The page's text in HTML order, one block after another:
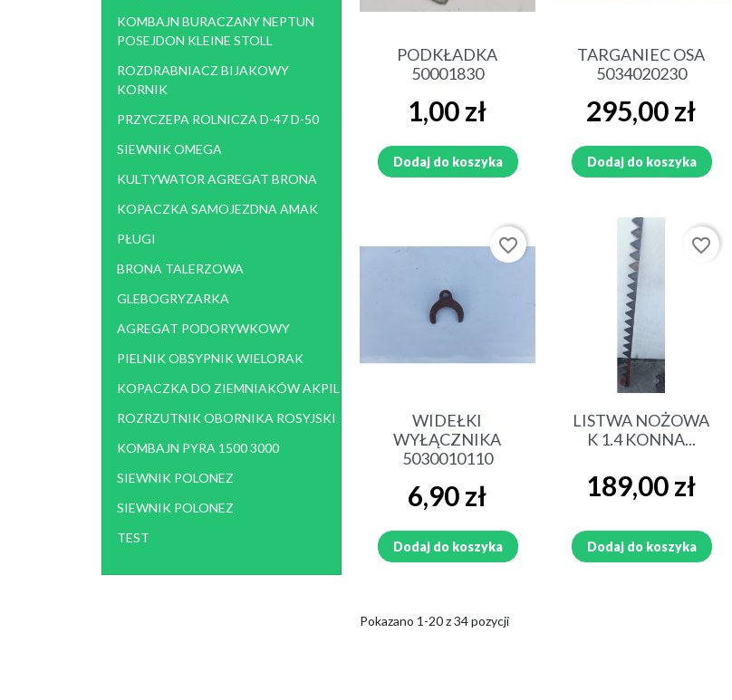
KOMBAJN BURACZANY NEPTUN
POSEJDON KLEINE STOLL
ROZDRABNIACZ BIJAKOWY
KORNIK
PRZYCZEPA ROLNICZA D-47 D-50
SIEWNIK OMEGA
KULTYWATOR AGREGAT BRONA
KOPACZKA SAMOJEZDNA AMAK
PŁUGI
BRONA TALERZOWA
GLEBOGRYZARKA
AGREGAT PODORYWKOWY
PIELNIK OBSYPNIK WIELORAK
KOPACZKA DO ZIEMNIAKÓW AKPIL
ROZRZUTNIK OBORNIKA ROSYJSKI
KOMBAJN PYRA 1500 3000
SIEWNIK POLONEZ
SIEWNIK POLONEZ
TEST
Szybki podgląd
PODKŁADKA
50001830
Cena
1,00 zł
Dodaj do koszyka
Szybki podgląd
TARGANIEC OSA
5034020230
Cena
295,00 zł
Dodaj do koszyka
Szybki podgląd
WIDEŁKI
WYŁĄCZNIKA
5030010110
Cena
6,90 zł
Dodaj do koszyka
favorite_border
Szybki podgląd
LISTWA NOŻOWA
K 1.4 KONNA...
Cena
189,00 zł
Dodaj do koszyka
favorite_border
Pokazano 1-20 z 34 pozycji